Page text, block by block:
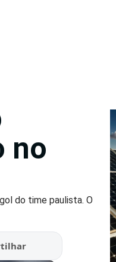
no
do time paulista. O